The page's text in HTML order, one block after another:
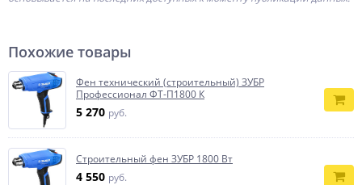
Похожие товары
Фен технический (строительный) ЗУБР
Профессионал ФТ-П1800 К
5 270 руб.
Строительный фен ЗУБР 1800 Вт
4 550 руб.